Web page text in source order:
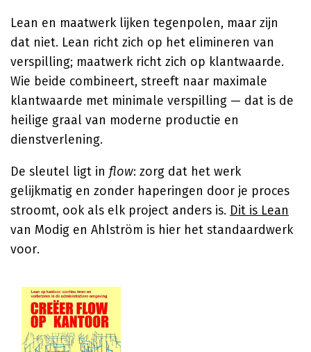
Lean en maatwerk lijken tegenpolen, maar zijn
dat niet. Lean richt zich op het elimineren van
verspilling; maatwerk richt zich op klantwaarde.
Wie beide combineert, streeft naar maximale
klantwaarde met minimale verspilling — dat is de
heilige graal van moderne productie en
dienstverlening.
De sleutel ligt in flow: zorg dat het werk
gelijkmatig en zonder haperingen door je proces
stroomt, ook als elk project anders is. Dit is Lean
van Modig en Ahlström is hier het standaardwerk
voor.